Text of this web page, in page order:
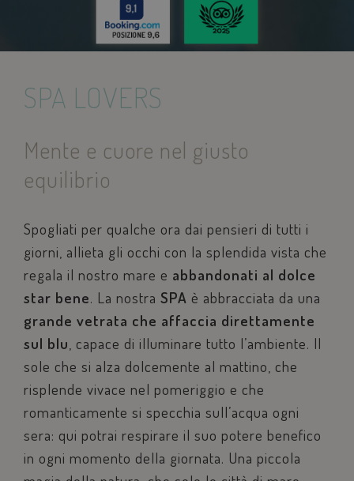
SPA LOVERS
Mente e cuore nel giusto
equilibrio
Spogliati per qualche ora dai pensieri di tutti i
giorni, allieta gli occhi con la splendida vista che
regala il nostro mare e abbandonati al dolce
star bene. La nostra SPA è abbracciata da una
grande vetrata che affaccia direttamente
sul blu, capace di illuminare tutto l’ambiente. Il
sole che si alza dolcemente al mattino, che
risplende vivace nel pomeriggio e che
romanticamente si specchia sull’acqua ogni
sera: qui potrai respirare il suo potere benefico
in ogni momento della giornata. Una piccola